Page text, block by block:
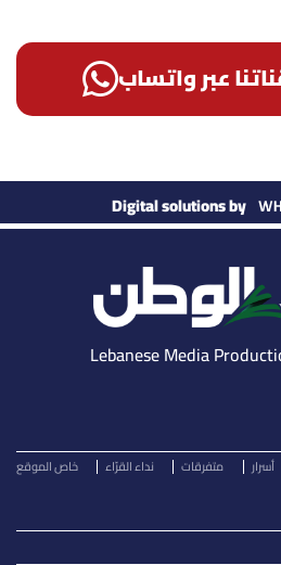
عبر واتساب
Digital solutions by
أسرار متفرقات نداء القرّاء خاص الموقع